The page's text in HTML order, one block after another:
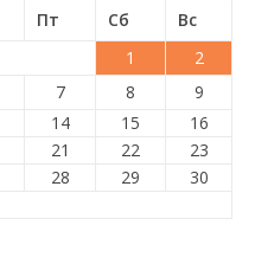
Пт Сб
Вс
1
2
7 8
9
14 15
16
21 22
23
28 29
30